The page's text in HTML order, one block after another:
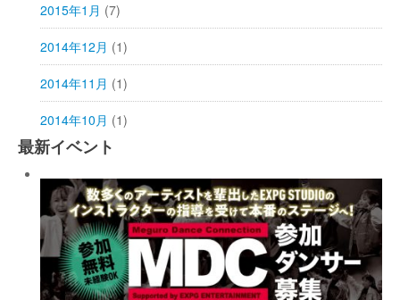
2015年1月 (7)
2014年12月 (1)
2014年11月 (1)
2014年10月 (1)
最新イベント